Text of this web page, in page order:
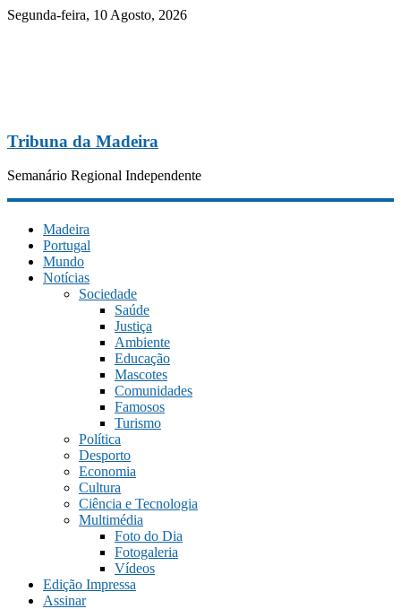
Segunda-feira, 10 Agosto, 2026
Tribuna da Madeira
Semanário Regional Independente
Madeira
Portugal
Mundo
Notícias
Sociedade
Saúde
Justiça
Ambiente
Educação
Mascotes
Comunidades
Famosos
Turismo
Política
Desporto
Economia
Cultura
Ciência e Tecnologia
Multimédia
Foto do Dia
Fotogaleria
Vídeos
Edição Impressa
Assinar